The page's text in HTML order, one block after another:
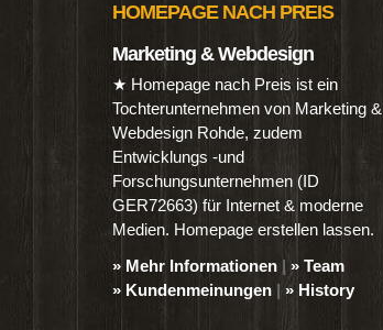
HOMEPAGE NACH PREIS
Marketing & Webdesign
★ Homepage nach Preis ist ein
Tochterunternehmen von Marketing &
Webdesign Rohde, zudem
Entwicklungs -und
Forschungsunternehmen (ID
GER72663) für Internet & moderne
Medien. Homepage erstellen lassen.
» Mehr Informationen | » Team
» Kundenmeinungen | » History